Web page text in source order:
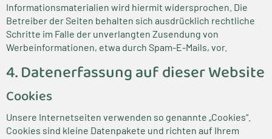
Informationsmaterialien wird hiermit widersprochen. Die
Betreiber der Seiten behalten sich ausdrücklich rechtliche
Schritte im Falle der unverlangten Zusendung von
Werbeinformationen, etwa durch Spam-E-Mails, vor.
4. Datenerfassung auf dieser Website
Cookies
Unsere Internetseiten verwenden so genannte „Cookies“.
Cookies sind kleine Datenpakete und richten auf Ihrem